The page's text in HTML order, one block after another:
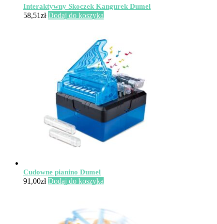
Interaktywny Skoczek Kangurek Dumel
58,51zł Dodaj do koszyka
Cudowne pianino Dumel
91,00zł Dodaj do koszyka